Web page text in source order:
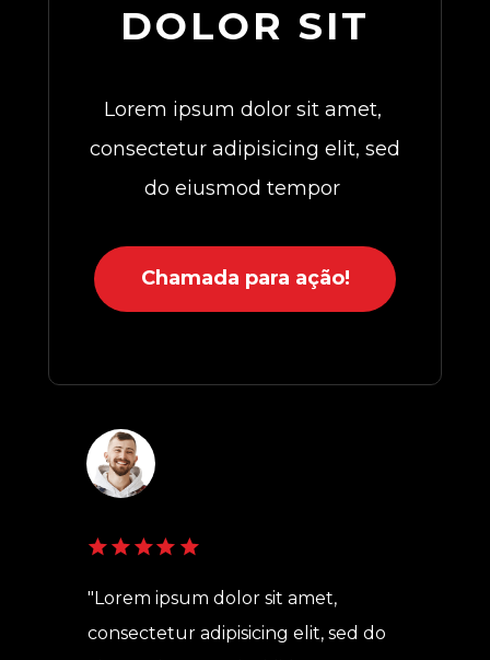
Chamada para ação!
DOLOR SIT
Lorem ipsum dolor sit amet,
consectetur adipisicing elit, sed
do eiusmod tempor
"Lorem ipsum dolor sit amet,
consectetur adipisicing elit, sed do